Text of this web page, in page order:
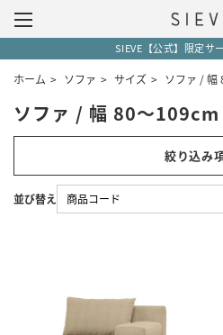
SIEVE【公式】限定サ
ホーム > ソファ > サイズ > ソファ / 幅
ソファ / 幅 80～109cm
絞り込み